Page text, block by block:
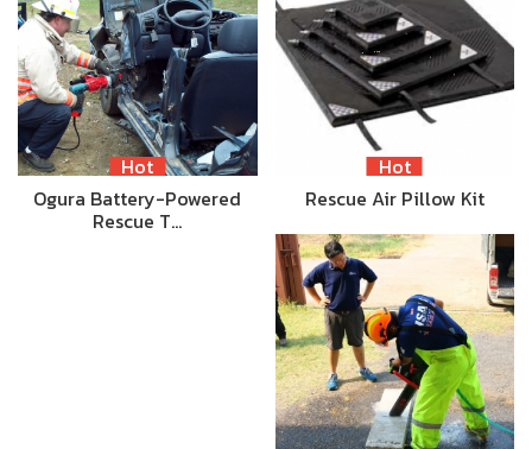
Hot
Ogura Battery-Powered
Rescue T…
Hot
Rescue Air Pillow Kit